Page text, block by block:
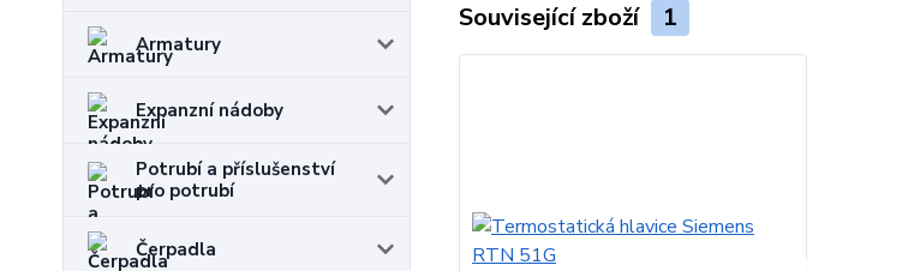
Armatury
Expanzní nádoby
Potrubí a příslušenství
pro potrubí
Čerpadla
Související zboží 1